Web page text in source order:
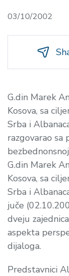
03/10/2002
G.din Marek
Kosova, sa
Srba i
razgovarao sa
G.din Marek
Kosova, sa
Srba i
juče
dveju
aspekta
dijaloga.
Predstavnici